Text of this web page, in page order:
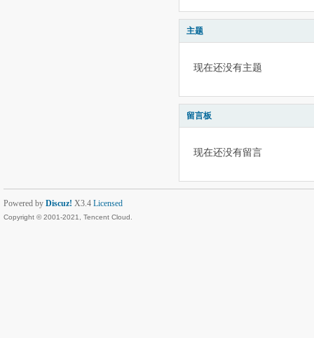
主题
现在还没有主题
留言板
现在还没有留言
Powered by Discuz! X3.4 Licensed
Copyright © 2001-2021, Tencent Cloud.